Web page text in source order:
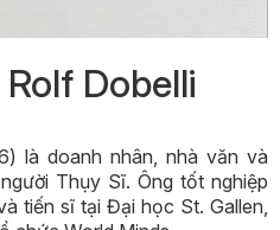
Dobelli
là doanh nhân, nhà văn và
Thụy Sĩ. Ông tốt nghiệp
tiến sĩ tại Đại học St. Gallen,